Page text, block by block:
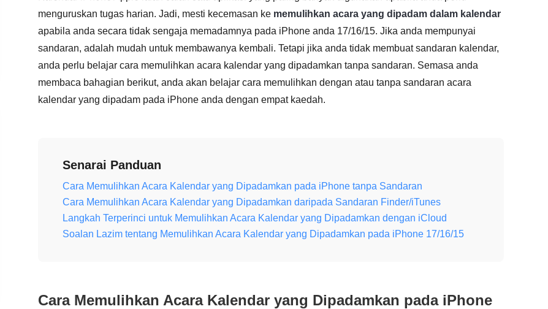
menguruskan tugas harian. Jadi, mesti kecemasan ke memulihkan acara yang dipadam dalam kalendar
apabila anda secara tidak sengaja memadamnya pada iPhone anda 17/16/15. Jika anda mempunyai
sandaran, adalah mudah untuk membawanya kembali. Tetapi jika anda tidak membuat sandaran kalendar,
anda perlu belajar cara memulihkan acara kalendar yang dipadamkan tanpa sandaran. Semasa anda
membaca bahagian berikut, anda akan belajar cara memulihkan dengan atau tanpa sandaran acara
kalendar yang dipadam pada iPhone anda dengan empat kaedah.
Senarai Panduan
Cara Memulihkan Acara Kalendar yang Dipadamkan pada iPhone tanpa Sandaran
Cara Memulihkan Acara Kalendar yang Dipadamkan daripada Sandaran Finder/iTunes
Langkah Terperinci untuk Memulihkan Acara Kalendar yang Dipadamkan dengan iCloud
Soalan Lazim tentang Memulihkan Acara Kalendar yang Dipadamkan pada iPhone 17/16/15
Cara Memulihkan Acara Kalendar yang Dipadamkan pada iPhone